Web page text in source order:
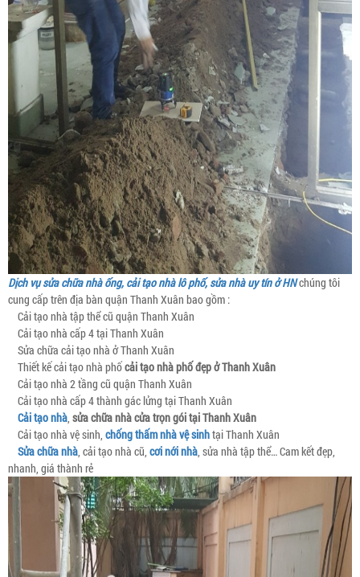
Dịch vụ sửa chữa nhà ống, cải tạo nhà lô phố, sửa nhà uy tín ở HNchúng tôi
cung cấp trên địa bàn quận Thanh Xuân bao gồm :
Cải tạo nhà tập thể cũ quận Thanh Xuân
Cải tạo nhà cấp 4 tại Thanh Xuân
Sửa chữa cải tạo nhà ở Thanh Xuân
Thiết kế cải tạo nhà phốcải tạo nhà phố đẹp ở Thanh Xuân
Cải tạo nhà 2 tầng cũ quận Thanh Xuân
Cải tạo nhà cấp 4 thành gác lửng tại Thanh Xuân
Cải tạo nhà, sửa chữa nhà cửa trọn gói tại Thanh Xuân
Cải tạo nhà vệ sinh, chống thấm nhà vệ sinhtại Thanh Xuân
Sửa chữa nhà, cải tạo nhà cũ, cơi nới nhà, sửa nhà tập thể… Cam kết đẹp,
nhanh, giá thành rẻ